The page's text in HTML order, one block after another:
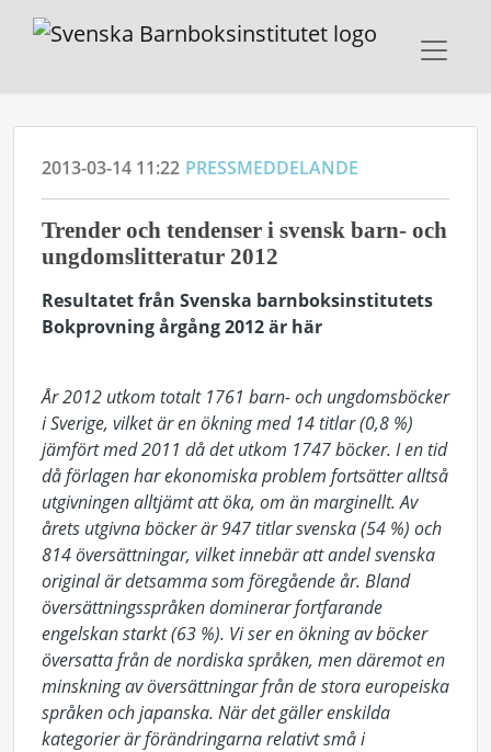
2013-03-14 11:22 PRESSMEDDELANDE
Trender och tendenser i svensk barn- och
ungdomslitteratur 2012
Resultatet från Svenska barnboksinstitutets
Bokprovning årgång 2012 är här
År 2012 utkom totalt 1761 barn- och ungdomsböcker
i Sverige, vilket är en ökning med 14 titlar (0,8 %)
jämfört med 2011 då det utkom 1747 böcker. I en tid
då förlagen har ekonomiska problem fortsätter alltså
utgivningen alltjämt att öka, om än marginellt. Av
årets utgivna böcker är 947 titlar svenska (54 %) och
814 översättningar, vilket innebär att andel svenska
original är detsamma som föregående år. Bland
översättningsspråken dominerar fortfarande
engelskan starkt (63 %). Vi ser en ökning av böcker
översatta från de nordiska språken, men däremot en
minskning av översättningar från de stora europeiska
språken och japanska. När det gäller enskilda
kategorier är förändringarna relativt små i